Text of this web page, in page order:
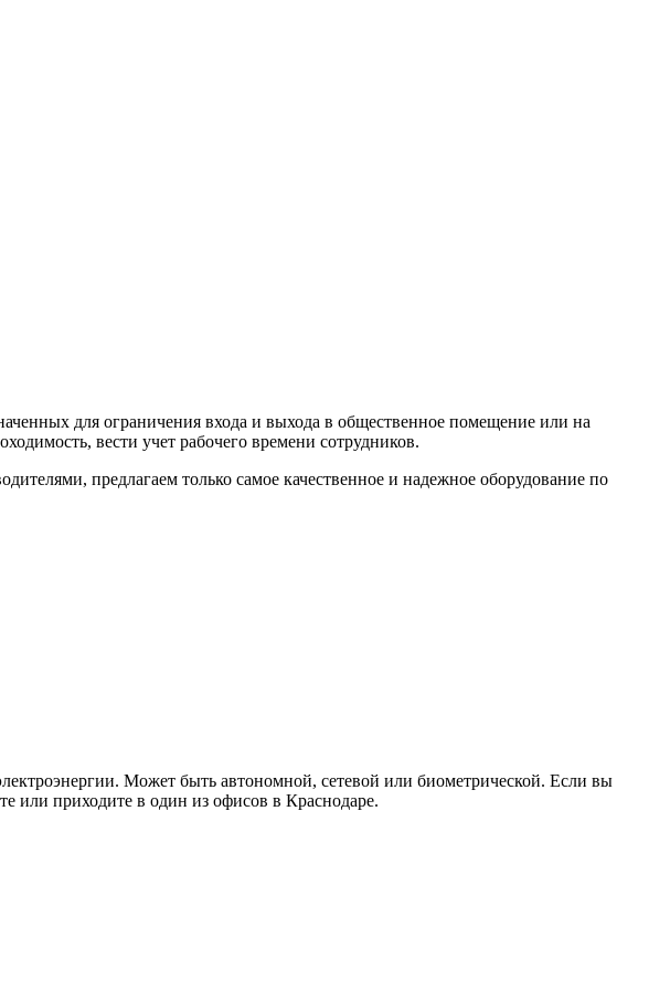
для ограничения входа и выхода в общественное помещение или на
вести учет рабочего времени сотрудников.
предлагаем только самое качественное и надежное оборудование по
Может быть автономной, сетевой или биометрической. Если вы
или приходите в один из офисов в Краснодаре.